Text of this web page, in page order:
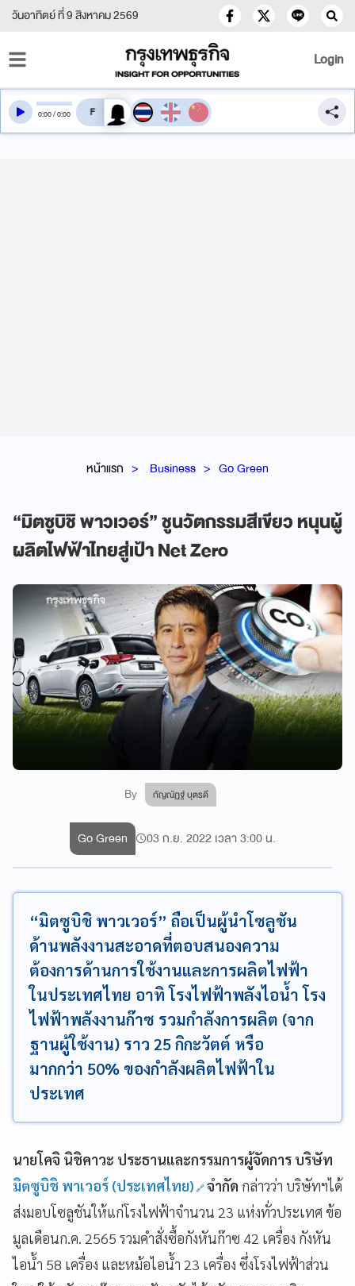
วันอาทิตย์ ที่ 9 สิงหาคม 2569
Login
หน้าแรก Business Go Green
“มิตซูบิชิ พาวเวอร์” ชูนวัตกรรมสีเขียว หนุนผู้
ผลิตไฟฟ้าไทยสู่เป้า Net Zero
By กัญณัฏฐ์ บุตรดี
0:00/0:00 สลับเสียงอ่าน
Go Green 03 ก.ย. 2022 เวลา 3:00 น.
“มิตซูบิชิ พาวเวอร์” ถือเป็นผู้นำโซลูชัน
ด้านพลังงานสะอาดที่ตอบสนองความ
ต้องการด้านการใช้งานและการผลิตไฟฟ้า
ในประเทศไทย อาทิ โรงไฟฟ้าพลังไอน้ำ โรง
ไฟฟ้าพลังงานก๊าซ รวมกำลังการผลิต (จาก
ฐานผู้ใช้งาน) ราว 25 กิกะวัตต์ หรือ
มากกว่า 50% ของกำลังผลิตไฟฟ้าใน
ประเทศ
นายโคจิ นิชิคาวะ ประธานและกรรมการผู้จัดการ บริษัท
มิตซูบิชิ พาเวอร์ (ประเทศไทย) จำกัด กล่าวว่า บริษัทฯได้
ส่งมอบโซลูชันให้แก่โรงไฟฟ้าจำนวน 23 แห่งทั่วประเทศ ข้อ
มูลเดือนก.ค. 2565 รวมคำสั่งซื้อกังหันก๊าซ 42 เครื่อง กังหัน
ไอน้ำ 58 เครื่อง และหม้อไอน้ำ 23 เครื่อง ซึ่งโรงไฟฟ้าส่วน